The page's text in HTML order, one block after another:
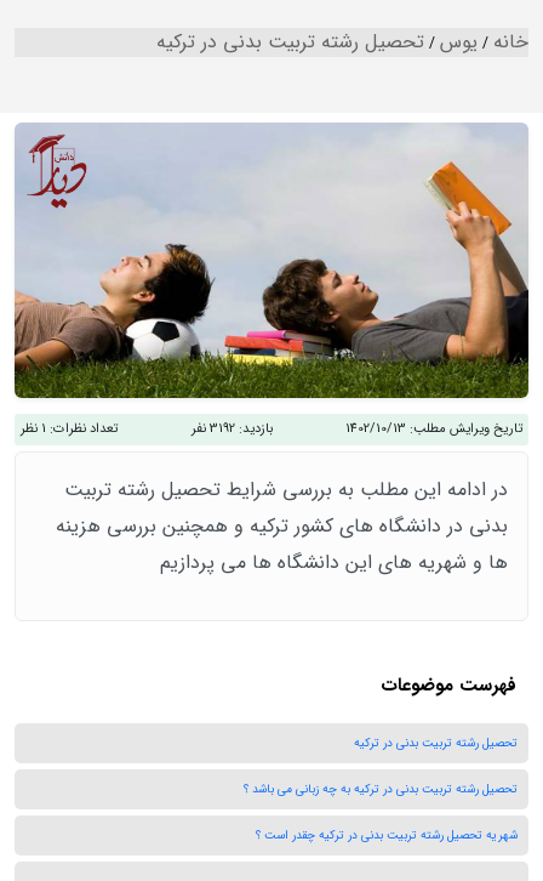
خانه یوس تحصیل رشته تربیت بدنی در ترکیه
تاریخ ویرایش مطلب: 1402/10/13 بازدید: 3192 نفر تعداد نظرات: 1 نظر
در ادامه این مطلب به بررسی شرایط تحصیل رشته تربیت
بدنی در دانشگاه های کشور ترکیه و همچنین بررسی هزینه
ها و شهریه های این دانشگاه ها می پردازیم
فهرست موضوعات
تحصیل رشته تربیت بدنی در ترکیه
تحصیل رشته تربیت بدنی در ترکیه به چه زبانی می باشد ؟
شهریه تحصیل رشته تربیت بدنی در ترکیه چقدر است ؟